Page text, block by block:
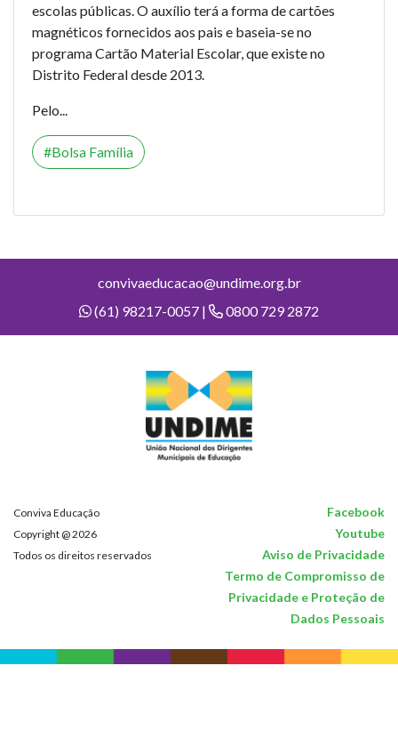
escolas públicas. O auxílio terá a forma de cartões
magnéticos fornecidos aos pais e baseia-se no
programa Cartão Material Escolar, que existe no
Distrito Federal desde 2013.
Pelo...
Bolsa Família
convivaeducacao@undime.org.br
(61) 98217-0057 |
0800 729 2872
Conviva Educação Facebook
Copyright @ 2026 Youtube
Todos os direitos reservados
Aviso de Privacidade
Termo de Compromisso de
Privacidade e Proteção de
Dados Pessoais